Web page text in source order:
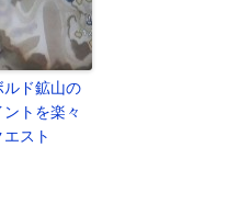
ルド鉱山の
トを楽々
スト